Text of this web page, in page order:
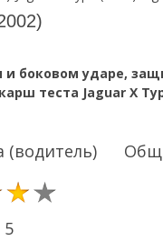
боковом ударе,
карш теста Jaguar X
5